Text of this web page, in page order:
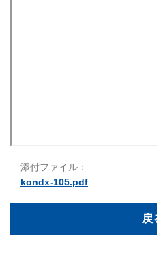
添付ファイル：
kondx-105.pdf
戻